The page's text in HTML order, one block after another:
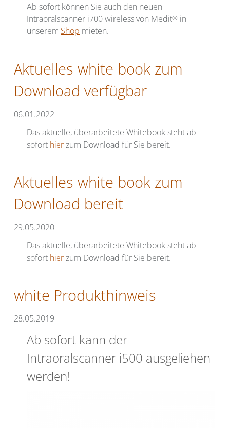
Ab sofort können Sie auch den neuen
Intraoralscanner i700 wireless von Medit® in
unserem Shop mieten.
Aktuelles white book zum
Download verfügbar
06.01.2022
Das aktuelle, überarbeitete Whitebook steht ab
sofort hierzum Download für Sie bereit.
Aktuelles white book zum
Download bereit
29.05.2020
Das aktuelle, überarbeitete Whitebook steht ab
sofort hierzum Download für Sie bereit.
white Produkthinweis
28.05.2019
Ab sofort kann der
Intraoralscanner i500 ausgeliehen
werden!